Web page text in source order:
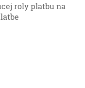
roly platbu na